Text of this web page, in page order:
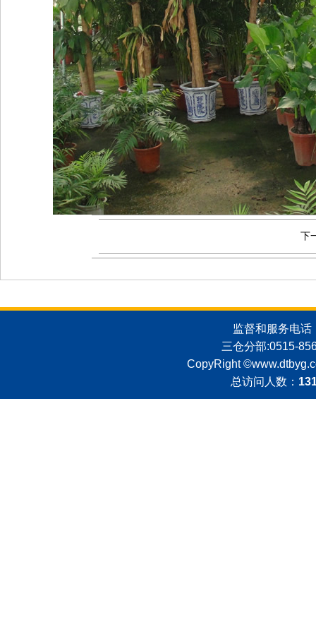
下
监督和服务电
三仓分部:0515-
CopyRight ©
总访问人数：